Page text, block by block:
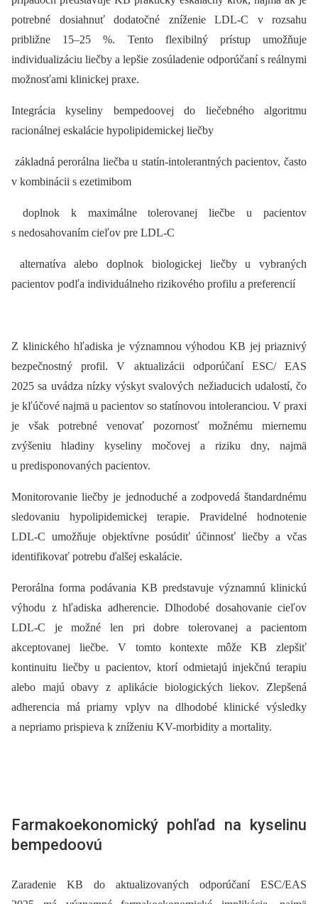
potrebné dosiahnuť dodatočné zníženie LDL-C v rozsahu
približne 15–25 %. Tento flexibilný prístup umožňuje
individualizáciu liečby a lepšie zosúladenie odporúčaní s reálnymi
možnosťami klinickej praxe.
Integrácia kyseliny bempedoovej do liečebného algoritmu
racionálnej eskalácie hypolipidemickej liečby
 základná perorálna liečba u statín-intolerantných pacientov, často
v kombinácii s ezetimibom
 doplnok k maximálne tolerovanej liečbe u pacientov
s nedosahovaním cieľov pre LDL-C
 alternatíva alebo doplnok biologickej liečby u vybraných
pacientov podľa individuálneho rizikového profilu a preferencií
Z klinického hľadiska je významnou výhodou KB jej priaznivý
bezpečnostný profil. V aktualizácii odporúčaní ESC/ EAS
2025 sa uvádza nízky výskyt svalových nežiaducich udalostí, čo
je kľúčové najmä u pacientov so statínovou intoleranciou. V praxi
je však potrebné venovať pozornosť možnému miernemu
zvýšeniu hladiny kyseliny močovej a riziku dny, najmä
u predisponovaných pacientov.
Monitorovanie liečby je jednoduché a zodpovedá štandardnému
sledovaniu hypolipidemickej terapie. Pravidelné hodnotenie
LDL-C umožňuje objektívne posúdiť účinnosť liečby a včas
identifikovať potrebu ďalšej eskalácie.
Perorálna forma podávania KB predstavuje významnú klinickú
výhodu z hľadiska adherencie. Dlhodobé dosahovanie cieľov
LDL-C je možné len pri dobre tolerovanej a pacientom
akceptovanej liečbe. V tomto kontexte môže KB zlepšiť
kontinuitu liečby u pacientov, ktorí odmietajú injekčnú terapiu
alebo majú obavy z aplikácie biologických liekov. Zlepšená
adherencia má priamy vplyv na dlhodobé klinické výsledky
a nepriamo prispieva k zníženiu KV-morbidity a mortality.
Farmakoekonomický pohľad na kyselinu
bempedoovú
Zaradenie KB do aktualizovaných odporúčaní ESC/EAS